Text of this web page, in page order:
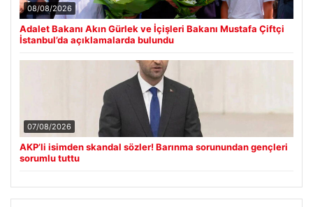
08/08/2026
Adalet Bakanı Akın Gürlek ve İçişleri Bakanı Mustafa Çiftçi
İstanbul’da açıklamalarda bulundu
07/08/2026
AKP’li isimden skandal sözler! Barınma sorunundan gençleri
sorumlu tuttu